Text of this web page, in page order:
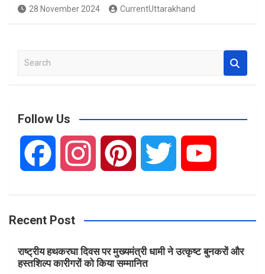
28 November 2024 CurrentUttarakhand
a
c
Follow Us
c
e
s
t
n
t
i u
Recent Post
राष्ट्रीय हथकरघा दिवस पर मुख्यमंत्री धामी ने उत्कृष्ट बुनकरों और
हस्तशिल्प कारीगरों को किया सम्मानित